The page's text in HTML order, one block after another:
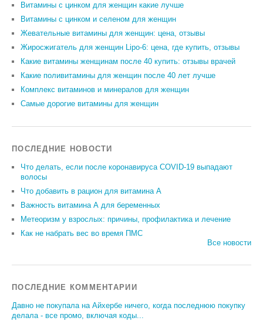
Витамины с цинком для женщин какие лучше
Витамины с цинком и селеном для женщин
Жевательные витамины для женщин: цена, отзывы
Жиросжигатель для женщин Lipo-6: цена, где купить, отзывы
Какие витамины женщинам после 40 купить: отзывы врачей
Какие поливитамины для женщин после 40 лет лучше
Комплекс витаминов и минералов для женщин
Самые дорогие витамины для женщин
ПОСЛЕДНИЕ НОВОСТИ
Что делать, если после коронавируса COVID-19 выпадают
волосы
Что добавить в рацион для витамина А
Важность витамина А для беременных
Метеоризм у взрослых: причины, профилактика и лечение
Как не набрать вес во время ПМС
Все новости
ПОСЛЕДНИЕ КОММЕНТАРИИ
Давно не покупала на Айхербе ничего, когда последнюю покупку
делала - все промо, включая коды...